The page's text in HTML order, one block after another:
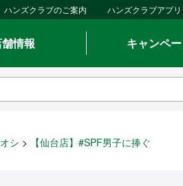
ハンズクラブのご案内 ハンズクラブアプリ
情報 キャンペ
シ 【仙台店】#SPF男子に捧ぐ